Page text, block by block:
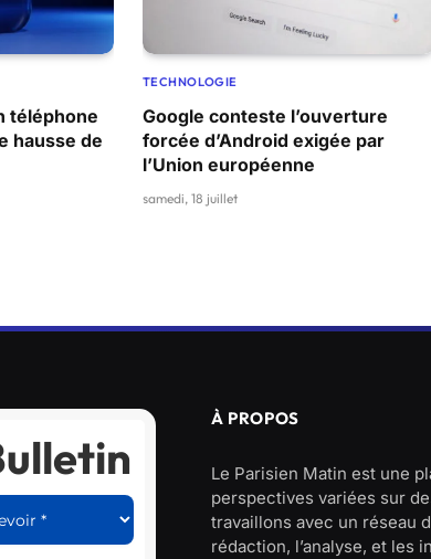
téléphone
hausse de
TECHNOLOGIE
Google conteste l’ouverture
forcée d’Android exigée par
l’Union européenne
samedi, 18 juillet
À PROPOS
Le Parisien Matin est une
perspectives variées sur
travaillons avec un réseau
rédaction, l’analyse, et les